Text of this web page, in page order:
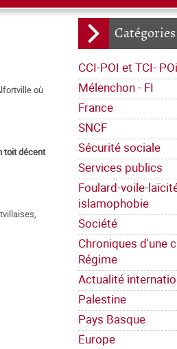
Catégories
CCI-POI et TCI-
Mélenchon - FI
France
SNCF
Sécurité sociale
Services publics
Foulard-voile-
islamophobie
Société
Chroniques d'une
Régime
Actualité
Palestine
Pays Basque
Europe
où
toit décent